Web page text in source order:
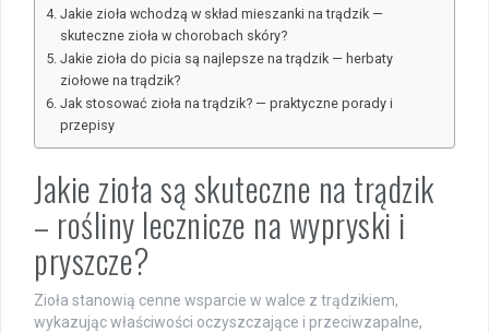
Jakie zioła wchodzą w skład mieszanki na trądzik —
skuteczne zioła w chorobach skóry?
Jakie zioła do picia są najlepsze na trądzik — herbaty
ziołowe na trądzik?
Jak stosować zioła na trądzik? — praktyczne porady i
przepisy
Jakie zioła są skuteczne na trądzik
– rośliny lecznicze na wypryski i
pryszcze?
Zioła stanowią cenne wsparcie w walce z trądzikiem,
wykazując właściwości oczyszczające i przeciwzapalne,